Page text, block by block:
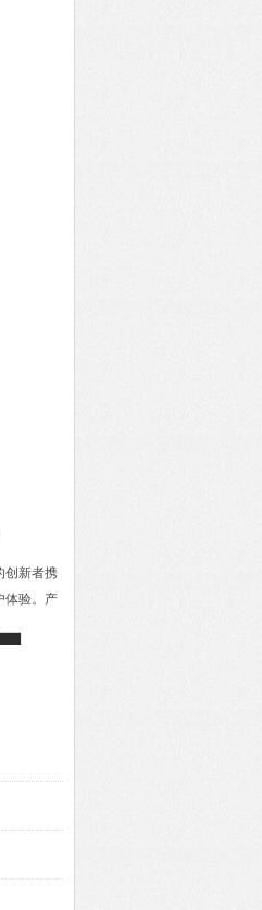
创新者携
体验。产